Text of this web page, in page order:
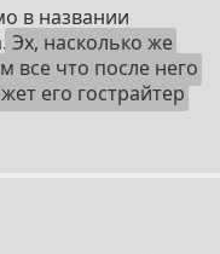
в названии
Эх, насколько же
что после него
его гострайтер